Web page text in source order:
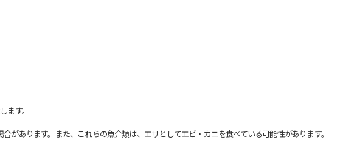
ます。
あります。また、これらの魚介類は、エサとしてエビ・カニを食べている可能性があります。